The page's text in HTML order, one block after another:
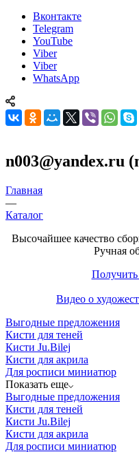
Вконтакте
Telegram
YouTube
Viber
Viber
WhatsApp
n003@yandex.ru
Главная
—
Каталог
Высочайшее качество
Ручная
Видео о
Выгодные предложения
Кисти для теней
Кисти Ju.Bilej
Кисти для акрила
Для росписи миниатюр
Показать еще
Выгодные предложения
Кисти для теней
Кисти Ju.Bilej
Кисти для акрила
Для росписи миниатюр